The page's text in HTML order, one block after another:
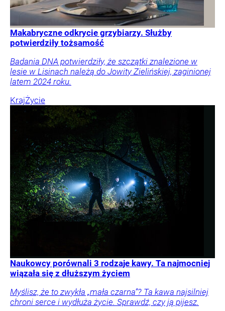
Makabryczne odkrycie grzybiarzy. Służby
potwierdziły tożsamość
Badania DNA potwierdziły, że szczątki znalezione w
lesie w Lisinach należą do Jowity Zielińskiej, zaginionej
latem 2024 roku.
KrajŻycie
Naukowcy porównali 3 rodzaje kawy. Ta najmocniej
wiązała się z dłuższym życiem
Myślisz, że to zwykła „mała czarna”? Ta kawa najsilniej
chroni serce i wydłuża życie. Sprawdź, czy ją pijesz.